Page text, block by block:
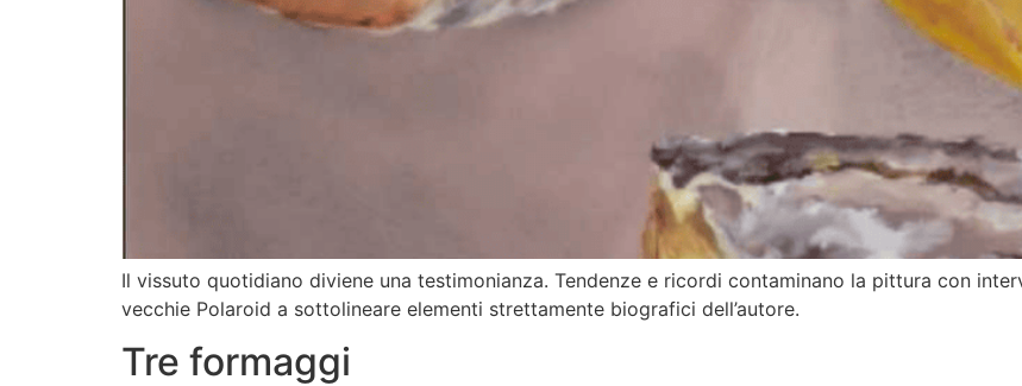
Il vissuto quotidiano diviene una testimonianza. Tendenze e ricordi contaminano la pittura con
vecchie Polaroid a sottolineare elementi strettamente biografici dell’autore.
Tre formaggi